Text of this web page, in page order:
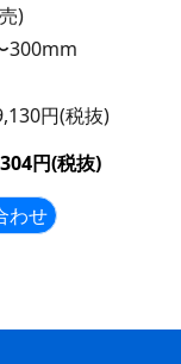
)
300mm
円(税抜)
円(税抜)
わせ